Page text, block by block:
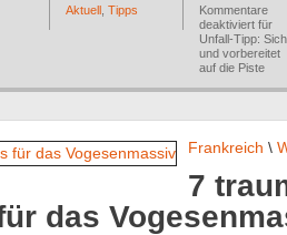
Aktuell Tipps
Kommentare
deaktiviert für
Unfall-Tipp:
und vorbereitet
auf die Piste
Frankreich \
7
das